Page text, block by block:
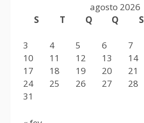
agosto 2026
S
T Q Q S
3
4 5 6 7
10
11 12 13 14
17
18 19 20 21
24
25 26 27 28
31